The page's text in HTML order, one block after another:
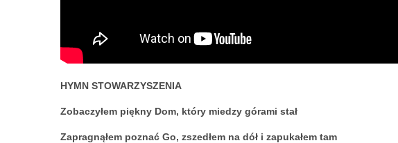
HYMN STOWARZYSZENIA
Zobaczyłem piękny Dom, który miedzy górami stał
Zapragnąłem poznać Go, zszedłem na dół i zapukałem tam